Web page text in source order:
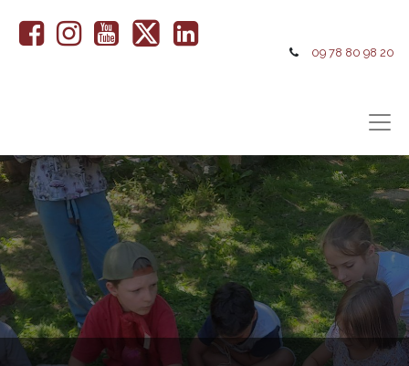
09 78 80 98 20